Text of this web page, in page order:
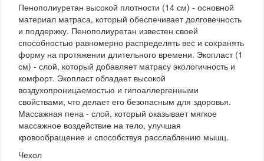
Пенополиуретан высокой плотности (14 см) - основной
материал матраса, который обеспечивает долговечность
и поддержку. Пенополиуретан известен своей
способностью равномерно распределять вес и сохранять
форму на протяжении длительного времени. Экопласт (1
см) - слой, который добавляет матрасу экологичность и
комфорт. Экопласт обладает высокой
воздухопроницаемостью и гипоаллергенными
свойствами, что делает его безопасным для здоровья.
Массажная пена - слой, который оказывает мягкое
массажное воздействие на тело, улучшая
кровообращение и способствуя расслаблению мышц.
Чехол